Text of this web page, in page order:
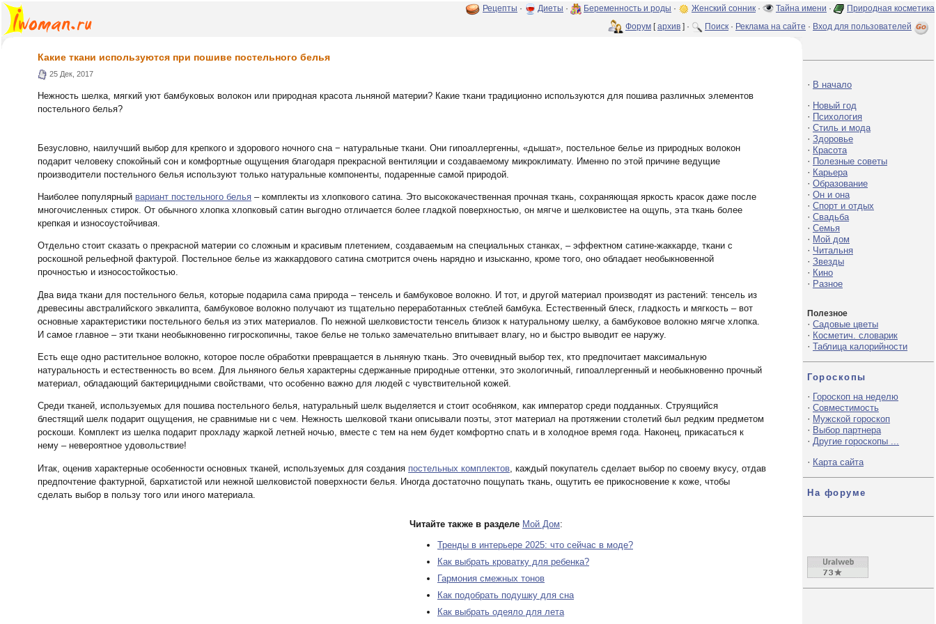
Рецепты · Диеты · Беременность и роды · Женский сонник · Тайна имени ·
Природная косметика
Форум [архив ] · Поиск · Реклама на сайте · Вход для пользователей
Какие ткани используются при пошиве постельного белья
25 Дек, 2017
Нежность шелка, мягкий уют бамбуковых волокон или природная красота льняной материи? Какие ткани традиционно используются для пошива различных элементов
постельного белья?
Безусловно, наилучший выбор для крепкого и здорового ночного сна − натуральные ткани. Они гипоаллергенны, «дышат», постельное белье из природных волокон
подарит человеку спокойный сон и комфортные ощущения благодаря прекрасной вентиляции и создаваемому микроклимату. Именно по этой причине ведущие
производители постельного белья используют только натуральные компоненты, подаренные самой природой.
Наиболее популярный вариант постельного белья – комплекты из хлопкового сатина. Это высококачественная прочная ткань, сохраняющая яркость красок даже после
многочисленных стирок. От обычного хлопка хлопковый сатин выгодно отличается более гладкой поверхностью, он мягче и шелковистее на ощупь, эта ткань более
крепкая и износоустойчивая.
Отдельно стоит сказать о прекрасной материи со сложным и красивым плетением, создаваемым на специальных станках, – эффектном сатине-жаккарде, ткани с
роскошной рельефной фактурой. Постельное белье из жаккардового сатина смотрится очень нарядно и изысканно, кроме того, оно обладает необыкновенной
прочностью и износостойкостью.
Два вида ткани для постельного белья, которые подарила сама природа – тенсель и бамбуковое волокно. И тот, и другой материал производят из растений: тенсель из
древесины австралийского эвкалипта, бамбуковое волокно получают из тщательно переработанных стеблей бамбука. Естественный блеск, гладкость и мягкость – вот
основные характеристики постельного белья из этих материалов. По нежной шелковистости тенсель близок к натуральному шелку, а бамбуковое волокно мягче хлопка.
И самое главное – эти ткани необыкновенно гигроскопичны, такое белье не только замечательно впитывает влагу, но и быстро выводит ее наружу.
Есть еще одно растительное волокно, которое после обработки превращается в льняную ткань. Это очевидный выбор тех, кто предпочитает максимальную
натуральность и естественность во всем. Для льняного белья характерны сдержанные природные оттенки, это экологичный, гипоаллергенный и необыкновенно прочный
материал, обладающий бактерицидными свойствами, что особенно важно для людей с чувствительной кожей.
Среди тканей, используемых для пошива постельного белья, натуральный шелк выделяется и стоит особняком, как император среди подданных. Струящийся
блестящий шелк подарит ощущения, не сравнимые ни с чем. Нежность шелковой ткани описывали поэты, этот материал на протяжении столетий был редким предметом
роскоши. Комплект из шелка подарит прохладу жаркой летней ночью, вместе с тем на нем будет комфортно спать и в холодное время года. Наконец, прикасаться к
нему – невероятное удовольствие!
Итак, оценив характерные особенности основных тканей, используемых для создания постельных комплектов , каждый покупатель сделает выбор по своему вкусу, отдав
предпочтение фактурной, бархатистой или нежной шелковистой поверхности белья. Иногда достаточно пощупать ткань, ощутить ее прикосновение к коже, чтобы
сделать выбор в пользу того или иного материала.
Читайте также в разделе Мой Дом:
Тренды в интерьере 2025: что сейчас в моде?
Как выбрать кроватку для ребенка?
Гармония смежных тонов
Как подобрать подушку для сна
Как выбрать одеяло для лета
· В начало
· Новый год
· Психология
· Стиль и мода
· Здоровье
· Красота
· Полезные советы
· Карьера
· Образование
· Он и она
· Спорт и отдых
· Свадьба
· Семья
· Мой дом
· Читальня
· Звезды
· Кино
· Разное
Полезное
· Садовые цветы
· Косметич. словарик
· Таблица калорийности
Гороскопы
· Гороскоп на неделю
· Совместимость
· Мужской гороскоп
· Выбор партнера
· Другие гороскопы ...
· Карта сайта
На форуме